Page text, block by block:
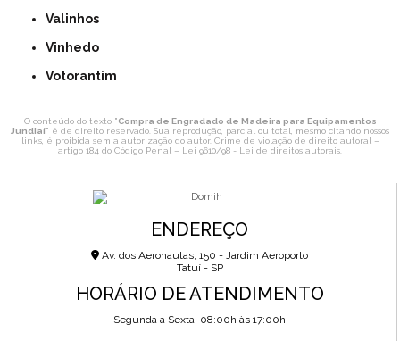
Valinhos
Vinhedo
Votorantim
O conteúdo do texto "Compra de Engradado de Madeira para Equipamentos
Jundiaí" é de direito reservado. Sua reprodução, parcial ou total, mesmo citando nossos
links, é proibida sem a autorização do autor. Crime de violação de direito autoral –
artigo 184 do Código Penal – Lei 9610/98 - Lei de direitos autorais
ENDEREÇO
Av. dos Aeronautas, 150 - Jardim Aeroporto
Tatuí - SP
HORÁRIO DE ATENDIMENTO
Segunda a Sexta: 08:00h às 17:00h